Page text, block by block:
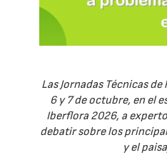
Las Jornadas Técnicas de
6 y 7 de octubre, en el
Iberflora 2026, a
debatir sobre los
y el